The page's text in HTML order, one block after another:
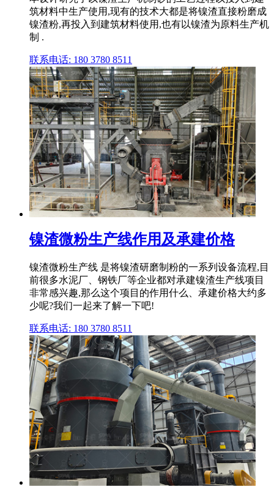
筑材料中生产使用,现有的技术大都是将镍渣直接粉磨成
镍渣粉,再投入到建筑材料使用,也有以镍渣为原料生产机
制 .
联系电话: 180 3780 8511
镍渣微粉生产线作用及承建价格
镍渣微粉生产线 是将镍渣研磨制粉的一系列设备流程,目
前很多水泥厂、钢铁厂等企业都对承建镍渣生产线项目
非常感兴趣,那么这个项目的作用什么、承建价格大约多
少呢?我们一起来了解一下吧!
联系电话: 180 3780 8511